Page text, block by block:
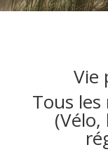
Vie
Tous